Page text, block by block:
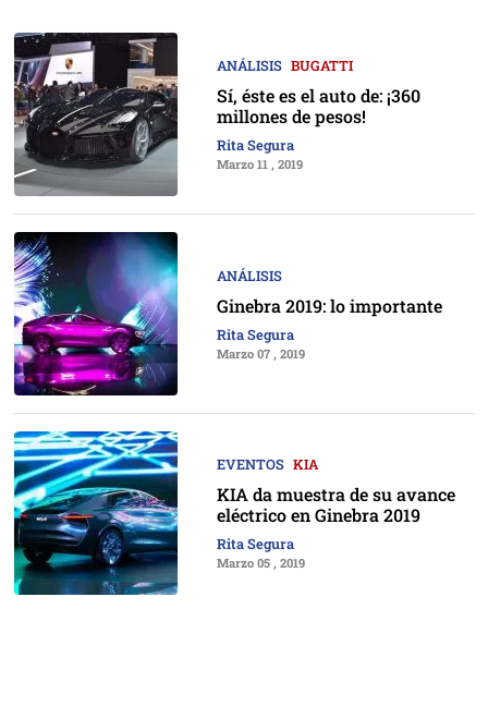
ANÁLISIS BUGATTI
Sí, éste es el auto de: ¡360
millones de pesos!
Rita Segura
Marzo 11 , 2019
ANÁLISIS
Ginebra 2019: lo importante
Rita Segura
Marzo 07 , 2019
EVENTOS KIA
KIA da muestra de su avance
eléctrico en Ginebra 2019
Rita Segura
Marzo 05 , 2019